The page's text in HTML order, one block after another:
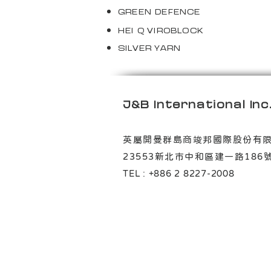
GREEN DEFENCE
HEI Q VIROBLOCK
SILVER YARN
J&B International
英屬開曼群島商竣邦國際
23553新北市中和區建一
TEL : +886 2 8227-2008